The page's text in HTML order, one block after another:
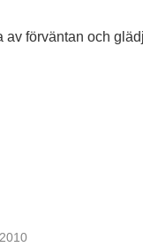
av förväntan och